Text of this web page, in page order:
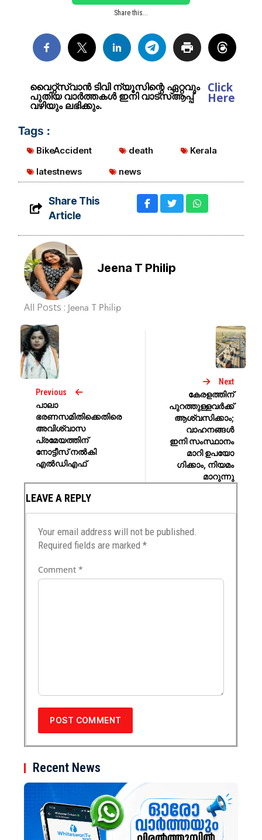
Share this...
വൈറ്റ്സ്വാൻ ടിവി ന്യൂസിന്റെ ഏറ്റവും
പുതിയ വാർത്തകൾ ഇനി വാട്സ്ആപ്പ്
വഴിയും ലഭിക്കും.
Click
Here
Tags :
BikeAccident death
Kerala
latestnews
news
Share This
Article
Jeena T Philip
All Posts : Jeena T Philip
Previous
പാലാ
ഭരണസമിതിക്കെതിരെ
അവിശ്വാസ
പ്രമേയത്തിന്
നോട്ടീസ് നൽകി
എൽഡിഎഫ്
Next
കേരളത്തിന്
പുറത്തുള്ളവർക്ക്
ആശ്വസിക്കാം;
വാഹനങ്ങൾ
ഇനി സംസ്ഥാനം
മാറി ഉപയോ​
ഗിക്കാം, നിയമം
മാറുന്നു
LEAVE A REPLY
Your email address will not be published.
Required fields are marked*
Comment*
Recent News